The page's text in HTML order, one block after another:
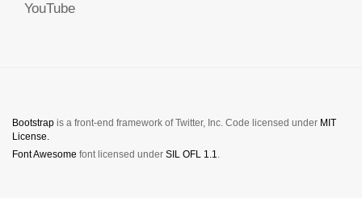
YouTube
Bootstrap is a front-end framework of Twitter, Inc. Code licensed under MIT
License.
Font Awesome font licensed under SIL OFL 1.1.